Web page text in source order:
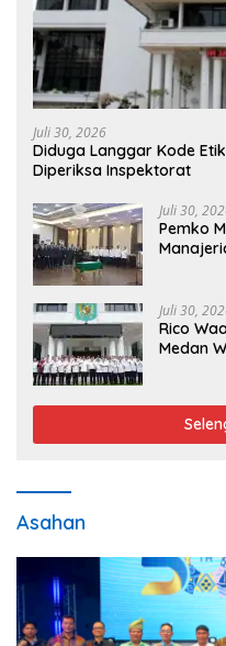
Juli 30, 2026
Diduga Langgar Kode
Diperiksa Inspektorat
Juli 30,
Pemko
Juli 30,
Rico
Medan
Asahan